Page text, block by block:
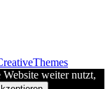
weiter nutzt,